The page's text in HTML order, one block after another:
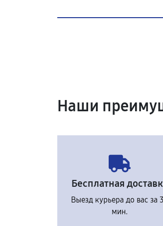
Наши
Бесплатная
Выезд курьера до вас за
мин.